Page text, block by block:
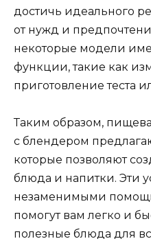
достичь идеального
от нужд и
некоторые модели
функции, такие как
приготовление теста
Таким образом,
с блендером
которые позволяют
блюда и напитки. Эти
незаменимыми
помогут вам легко и
полезные блюда для